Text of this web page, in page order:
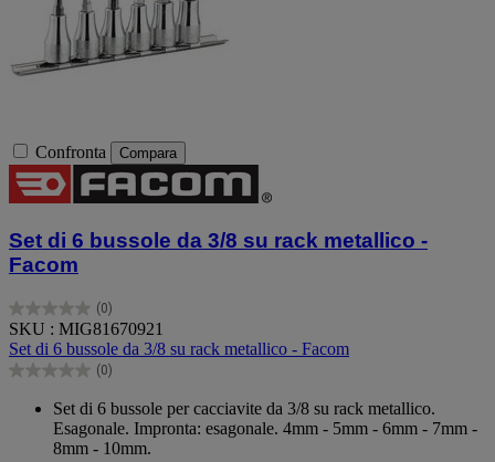
Confronta Compara
Set di 6 bussole da 3/8 su rack metallico -
Facom
(0)
0.0
su
5
stelle.
SKU : MIG81670921
Set di 6 bussole da 3/8 su rack metallico - Facom
(0)
0.0
Set di 6 bussole per cacciavite da 3/8 su rack metallico.
Esagonale. Impronta: esagonale. 4mm - 5mm - 6mm - 7mm -
8mm - 10mm.